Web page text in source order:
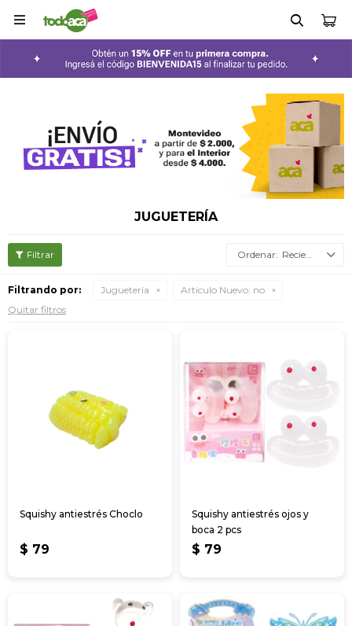

JUGUETERÍA
Recientes
Filtrando por: Juguetería Articulo Nuevo: no
Quitar filtros
Squishy antiestrés Choclo
$ 79
Squishy antiestrés ojos y
boca 2 pcs
$ 79